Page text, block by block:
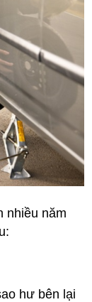
nhiều năm
hư bên lại